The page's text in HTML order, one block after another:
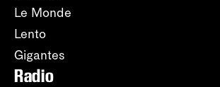
Le Monde
Lento
Gigantes
Radio